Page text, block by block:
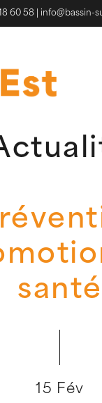
60 58 info@bassin-
santé
15 Fév